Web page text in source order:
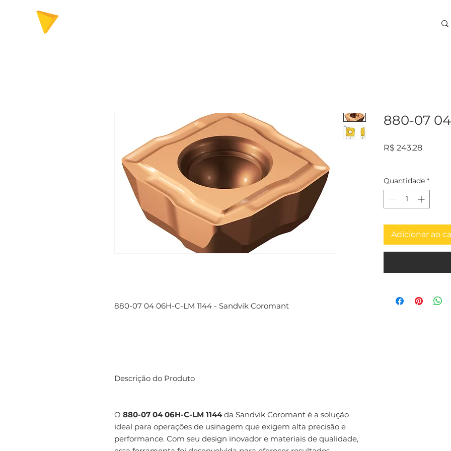
880-07 04 06H-C-LM 1144 - Sandvik Coromant
Descrição do Produto
O 880-07 04 06H-C-LM 1144da Sandvik Coromant é a solução
ideal para operações de usinagem que exigem alta precisão e
performance. Com seu design inovador e materiais de qualidade,
880-07
R$ 243,28Preço
Quantidade *
Adicionar ao